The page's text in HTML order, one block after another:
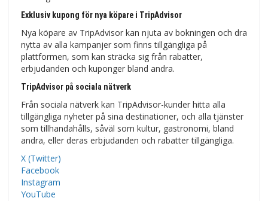
Exklusiv kupong för nya köpare i TripAdvisor
Nya köpare av TripAdvisor kan njuta av bokningen och dra
nytta av alla kampanjer som finns tillgängliga på
plattformen, som kan sträcka sig från rabatter,
erbjudanden och kuponger bland andra.
TripAdvisor på sociala nätverk
Från sociala nätverk kan TripAdvisor-kunder hitta alla
tillgängliga nyheter på sina destinationer, och alla tjänster
som tillhandahålls, såväl som kultur, gastronomi, bland
andra, eller deras erbjudanden och rabatter tillgängliga.
X (Twitter)
Facebook
Instagram
YouTube